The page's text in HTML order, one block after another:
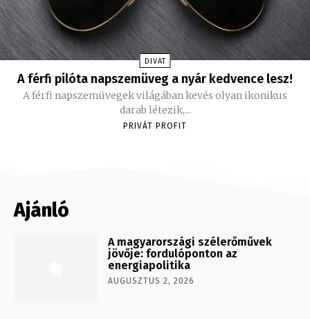
DIVAT
A férfi pilóta napszemüveg a nyár kedvence lesz!
A férfi napszemüvegek világában kevés olyan ikonikus
darab létezik,...
PRIVÁT PROFIT
Ajánló
A magyarországi szélerőművek
jövője: fordulóponton az
energiapolitika
AUGUSZTUS 2, 2026